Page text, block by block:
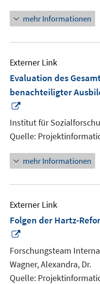
mehr Informationen
Externer Link
Evaluation des
benachteiligter
neuem
Fenster
öffnen
Institut für
Quelle:
mehr Informationen
Externer Link
Folgen der Hartz-
neuem
Fenster
öffnen
Forschungsteam
Wagner, Alexandra, Dr.
Quelle: